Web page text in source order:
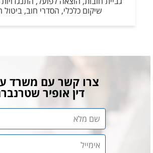
שיקום כלכלי, הסדרי חוב, ביטול
צרו קשר עם משרד
דין אופיר